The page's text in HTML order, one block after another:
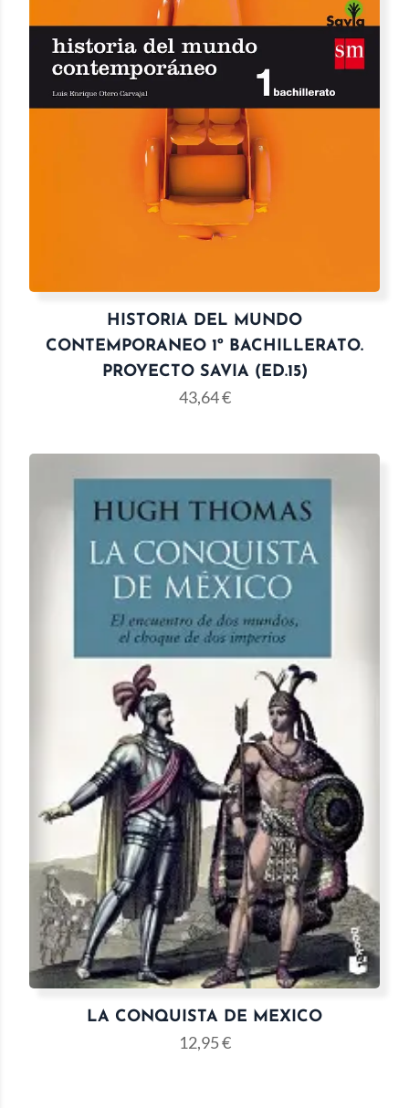
HISTORIA DEL MUNDO
CONTEMPORANEO 1º BACHILLERATO.
PROYECTO SAVIA (ED.15)
43,64€
LA CONQUISTA DE MEXICO
12,95€